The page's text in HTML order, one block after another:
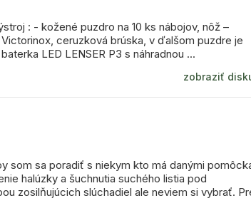
: - kožené puzdro na 10 ks nábojov, nôž –
ceruzková brúska, v ďalšom puzdre je
LED LENSER P3 s náhradnou ...
zobraziť
som sa poradiť s niekym kto má danými
halúzky a šuchnutia suchého listia pod
zosilňujúcich slúchadiel ale neviem si vybrať.